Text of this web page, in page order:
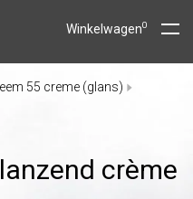
Winkelwagen0
55 creme (glans)
crème